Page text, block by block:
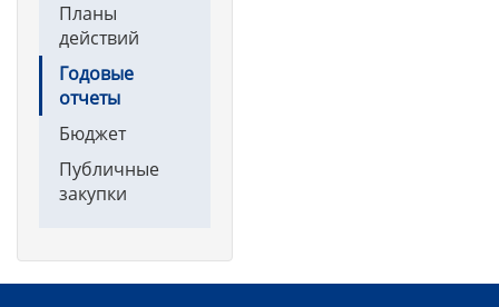
Планы
действий
Годовые
отчеты
Бюджет
Публичные
закупки